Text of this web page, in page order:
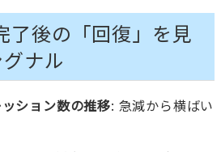
了後の「回復」を見
ナル
ション数の推移: 急減から横ばい